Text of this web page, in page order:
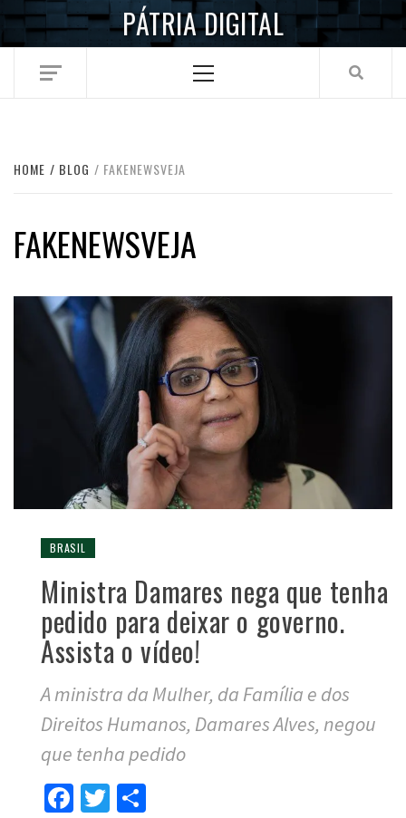
Skip
PÁTRIA DIGITAL
Menu
HOME BLOG FAKENEWSVEJA
FAKENEWSVEJA
BRASIL
Ministra Damares nega que tenha
pedido para deixar o governo.
Assista o vídeo!
A ministra da Mulher, da Família e dos
Direitos Humanos, Damares Alves, negou
que tenha pedido
Facebook
Twitter